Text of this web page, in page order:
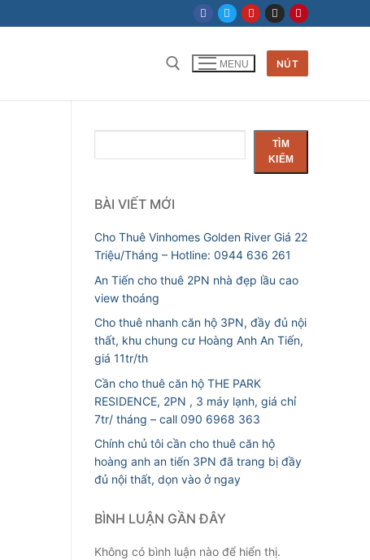
MENU NÚT
kiếm
TÌM
KIẾM
BÀI VIẾT MỚI
Cho Thuê Vinhomes Golden River Giá 22
Triệu/Tháng – Hotline: 0944 636 261
An Tiến cho thuê 2PN nhà đẹp lầu cao
view thoáng
Cho thuê nhanh căn hộ 3PN, đầy đủ nội
thất, khu chung cư Hoàng Anh An Tiến,
giá 11tr/th
Cần cho thuê căn hộ THE PARK
RESIDENCE, 2PN , 3 máy lạnh, giá chỉ
7tr/ tháng – call 090 6968 363
Chính chủ tôi cần cho thuê căn hộ
hoàng anh an tiến 3PN đã trang bị đầy
đủ nội thất, dọn vào ở ngay
BÌNH LUẬN GẦN ĐÂY
Không có bình luận nào để hiển thị.